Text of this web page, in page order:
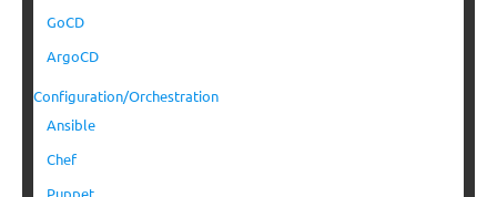
GoCD
ArgoCD
Configuration/Orchestration
Ansible
Chef